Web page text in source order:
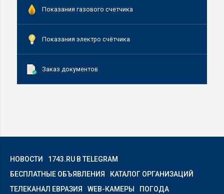
Показания газового счетчика
Показания электро счётчика
Заказ документов
НОВОСТИ
1743.RU В TELEGRAM
БЕСПЛАТНЫЕ ОБЪЯВЛЕНИЯ
КАТАЛОГ ОРГАНИЗАЦИЙ
ТЕЛЕКАНАЛ ЕВРАЗИЯ
WEB-КАМЕРЫ
ПОГОДА